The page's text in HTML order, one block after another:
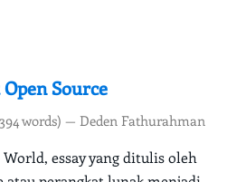
Source
words) — Deden Fathurahman
essay yang ditulis oleh